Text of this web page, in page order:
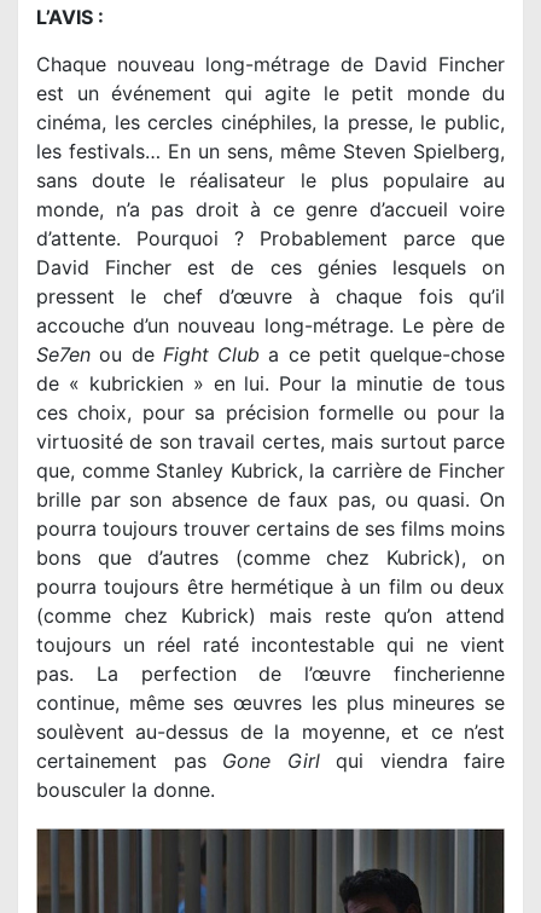
L’AVIS :
Chaque nouveau long-métrage de David Fincher
est un événement qui agite le petit monde du
cinéma, les cercles cinéphiles, la presse, le public,
les festivals… En un sens, même Steven Spielberg,
sans doute le réalisateur le plus populaire au
monde, n’a pas droit à ce genre d’accueil voire
d’attente. Pourquoi ? Probablement parce que
David Fincher est de ces génies lesquels on
pressent le chef d’œuvre à chaque fois qu’il
accouche d’un nouveau long-métrage. Le père de
Se7en ou de Fight Club a ce petit quelque-chose
de « kubrickien » en lui. Pour la minutie de tous
ces choix, pour sa précision formelle ou pour la
virtuosité de son travail certes, mais surtout parce
que, comme Stanley Kubrick, la carrière de Fincher
brille par son absence de faux pas, ou quasi. On
pourra toujours trouver certains de ses films moins
bons que d’autres (comme chez Kubrick), on
pourra toujours être hermétique à un film ou deux
(comme chez Kubrick) mais reste qu’on attend
toujours un réel raté incontestable qui ne vient
pas. La perfection de l’œuvre fincherienne
continue, même ses œuvres les plus mineures se
soulèvent au-dessus de la moyenne, et ce n’est
certainement pas Gone Girlqui viendra faire
bousculer la donne.